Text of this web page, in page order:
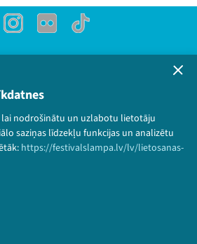
lai nodrošinātu un uzlabotu lietotāju
saziņas līdzekļu funkcijas un analizētu
https://festivalslampa.lv/lv/lietosanas-
Instagram
Flick TikTok
un sīkdatņu politika
politika
LAMPA Visas tiesības